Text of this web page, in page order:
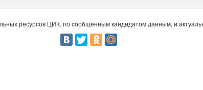
ресурсов ЦИК, по сообщенным кандидатом данным, и